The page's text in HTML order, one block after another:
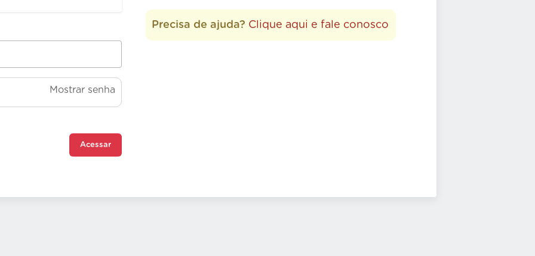
Mostrar senha
Acessar
Precisa de ajuda? Clique aqui e fale conosco